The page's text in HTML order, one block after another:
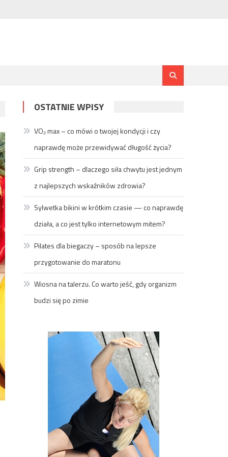
OSTATNIE WPISY
VO₂ max – co mówi o twojej kondycji i czy
naprawdę może przewidywać długość życia?
Grip strength – dlaczego siła chwytu jest jednym
z najlepszych wskaźników zdrowia?
Sylwetka bikini w krótkim czasie — co naprawdę
działa, a co jest tylko internetowym mitem?
Pilates dla biegaczy – sposób na lepsze
przygotowanie do maratonu
Wiosna na talerzu. Co warto jeść, gdy organizm
budzi się po zimie